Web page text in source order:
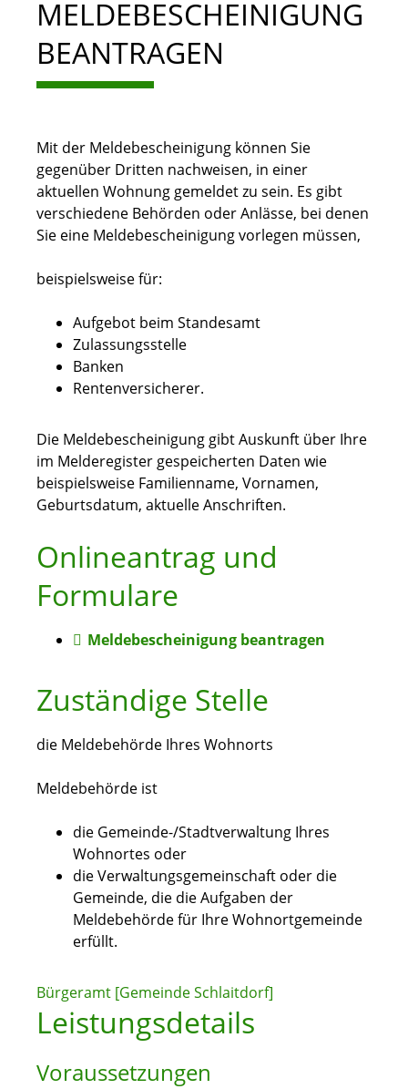
MELDEBESCHEINIGUNG
BEANTRAGEN
Mit der Meldebescheinigung können Sie
gegenüber Dritten nachweisen, in einer
aktuellen Wohnung gemeldet zu sein. Es gibt
verschiedene Behörden oder Anlässe, bei denen
Sie eine Meldebescheinigung vorlegen müssen,
beispielsweise für:
Aufgebot beim Standesamt
Zulassungsstelle
Banken
Rentenversicherer.
Die Meldebescheinigung gibt Auskunft über Ihre
im Melderegister gespeicherten Daten wie
beispielsweise Familienname, Vornamen,
Geburtsdatum, aktuelle Anschriften.
Onlineantrag und
Formulare
Meldebescheinigung beantragen
Zuständige Stelle
die Meldebehörde Ihres Wohnorts
Meldebehörde ist
die Gemeinde-/Stadtverwaltung Ihres
Wohnortes oder
die Verwaltungsgemeinschaft oder die
Gemeinde, die die Aufgaben der
Meldebehörde für Ihre Wohnortgemeinde
erfüllt.
Bürgeramt [Gemeinde Schlaitdorf]
Leistungsdetails
Voraussetzungen